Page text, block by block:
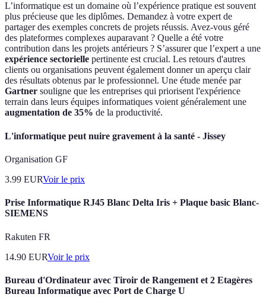
L’informatique est un domaine où l’expérience pratique est souvent
plus précieuse que les diplômes. Demandez à votre expert de
partager des exemples concrets de projets réussis. Avez-vous géré
des plateformes complexes auparavant ? Quelle a été votre
contribution dans les projets antérieurs ? S’assurer que l’expert a une
expérience sectorielle pertinente est crucial. Les retours d'autres
clients ou organisations peuvent également donner un aperçu clair
des résultats obtenus par le professionnel. Une étude menée par
Gartner souligne que les entreprises qui priorisent l'expérience
terrain dans leurs équipes informatiques voient généralement une
augmentation de 35% de la productivité.
L'informatique peut nuire gravement à la santé - Jissey
Organisation GF
3.99 EURVoir le prix
Prise Informatique RJ45 Blanc Delta Iris + Plaque basic Blanc-
SIEMENS
Rakuten FR
14.90 EURVoir le prix
Bureau d'Ordinateur avec Tiroir de Rangement et 2 Etagères
Bureau Informatique avec Port de Charge U